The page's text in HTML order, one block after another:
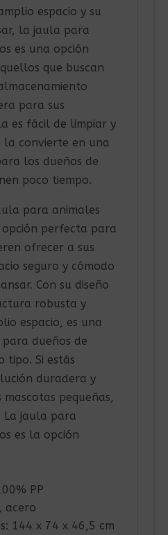
espacio y su
la jaula para
es una opción
que buscan
para sus
es fácil de limpiar y
la convierte en una
los dueños de
poco tiempo.
para animales
opción perfecta para
ofrecer a sus
seguro y cómodo
Con su diseño
robusta y
espacio, es una
dueños de
tipo. Si estás
duradera y
pequeñas,
La jaula para
es la opción
PP
acero
144 x 74 x 46,5 cm